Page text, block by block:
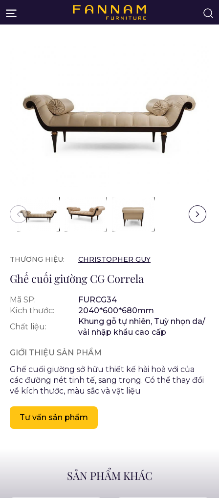
THƯƠNG HIỆU: CHRISTOPHER GUY
Ghế cuối giường CG Correla
Mã SP:
FURCG34
Kích thước:
2040*600*680mm
Chất liệu:
Khung gỗ tự nhiên, Tuỳ nhọn da/
vải nhập khẩu cao cấp
GIỚI THIỆU SẢN PHẨM
Ghế cuối giường sở hữu thiết kế hài hoà với của
các đường nét tinh tế, sang trọng. Có thể thay đổi
về kích thước, màu sắc và vật liệu
Tư vấn sản phẩm
SẢN PHẨM KHÁC